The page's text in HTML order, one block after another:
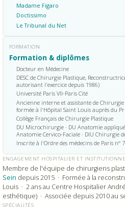
Madame Figaro
Doctissimo
Le Tribunal du Net
FORMATION
Formation & diplômes
Docteur en Médecine
DESC de Chirurgie Plastique,
autorisant l'exercice depuis 1986)
Université Paris VII-Paris Cité
Ancienne interne et assistante de
formée à l'Hôpital Saint Louis auprès du
Collège Français de Chirurgie Plastique
DU Microchirurgie · DU Anatomie
Anatomie Cervico-Faciale · DIU Chirurgie
Inscrite à l'Ordre des médecins de Paris n°
ENGAGEMENT HOSPITALIER ET
Membre de l'équipe de chirurgiens
Sein depuis 2015 · Formée à la
Louis · 2 ans au Centre Hospitalier
esthétique) · Associée depuis 2010 au
SPÉCIALITÉS